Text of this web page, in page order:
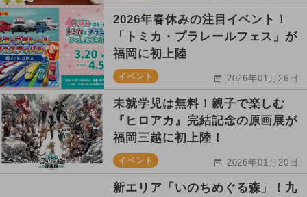
2026年春休みの注目イベント！
「トミカ・プラレールフェス」が
福岡に初上陸
イベント 2026年01月26日
未就学児は無料！親子で楽しむ
『ヒロアカ』完結記念の原画展が
福岡三越に初上陸！
イベント 2026年01月20日
新エリア「いのちめぐる森」！九